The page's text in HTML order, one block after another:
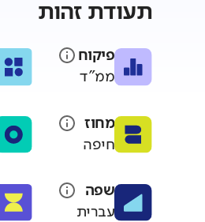
תעודת זהות
פיקוח
ממ"ד
מחוז
חיפה
שפה
עברית